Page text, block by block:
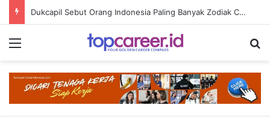
Dukcapil Sebut Orang Indonesia Paling Banyak Zodiak Cancer
Menu